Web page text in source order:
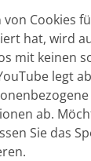
Cookies
hat, wird
mit keinen
legt
ab.
Sie das